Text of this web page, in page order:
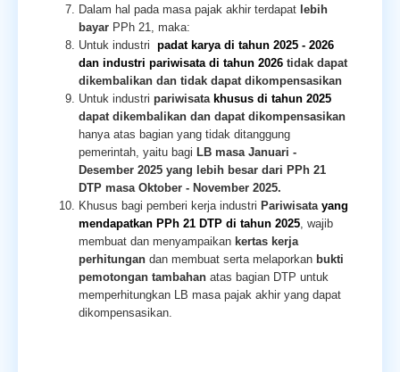
Dalam hal pada masa pajak akhir terdapat lebih
bayar PPh 21, maka:
Untuk industri padat karya di tahun 2025 - 2026
dan industri pariwisata di tahun 2026 tidak dapat
dikembalikan dan tidak dapat dikompensasikan
Untuk industri pariwisata khusus di tahun 2025
dapat dikembalikan dan dapat dikompensasikan
hanya atas bagian yang tidak ditanggung
pemerintah, yaitu bagi LB masa Januari -
Desember 2025 yang lebih besar dari PPh 21
DTP masa Oktober - November 2025.
Khusus bagi pemberi kerja industri Pariwisata yang
mendapatkan PPh 21 DTP di tahun 2025 , wajib
membuat dan menyampaikan kertas kerja
perhitungan dan membuat serta melaporkan bukti
pemotongan tambahan atas bagian DTP untuk
memperhitungkan LB masa pajak akhir yang dapat
dikompensasikan.